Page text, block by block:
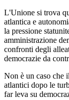
L'Unione si trova
atlantica e
la pressione
amministrazione
confronti degli
democrazie da
Non è un caso che
atlantici dopo le
far leva su